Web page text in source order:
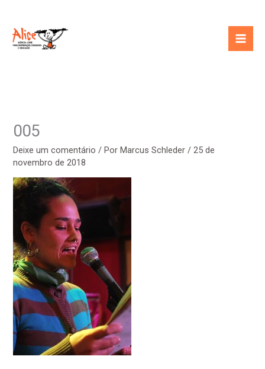
conteúdo
005
Deixe um comentário / PorMarcus Schleder/25 de
novembro de 2018